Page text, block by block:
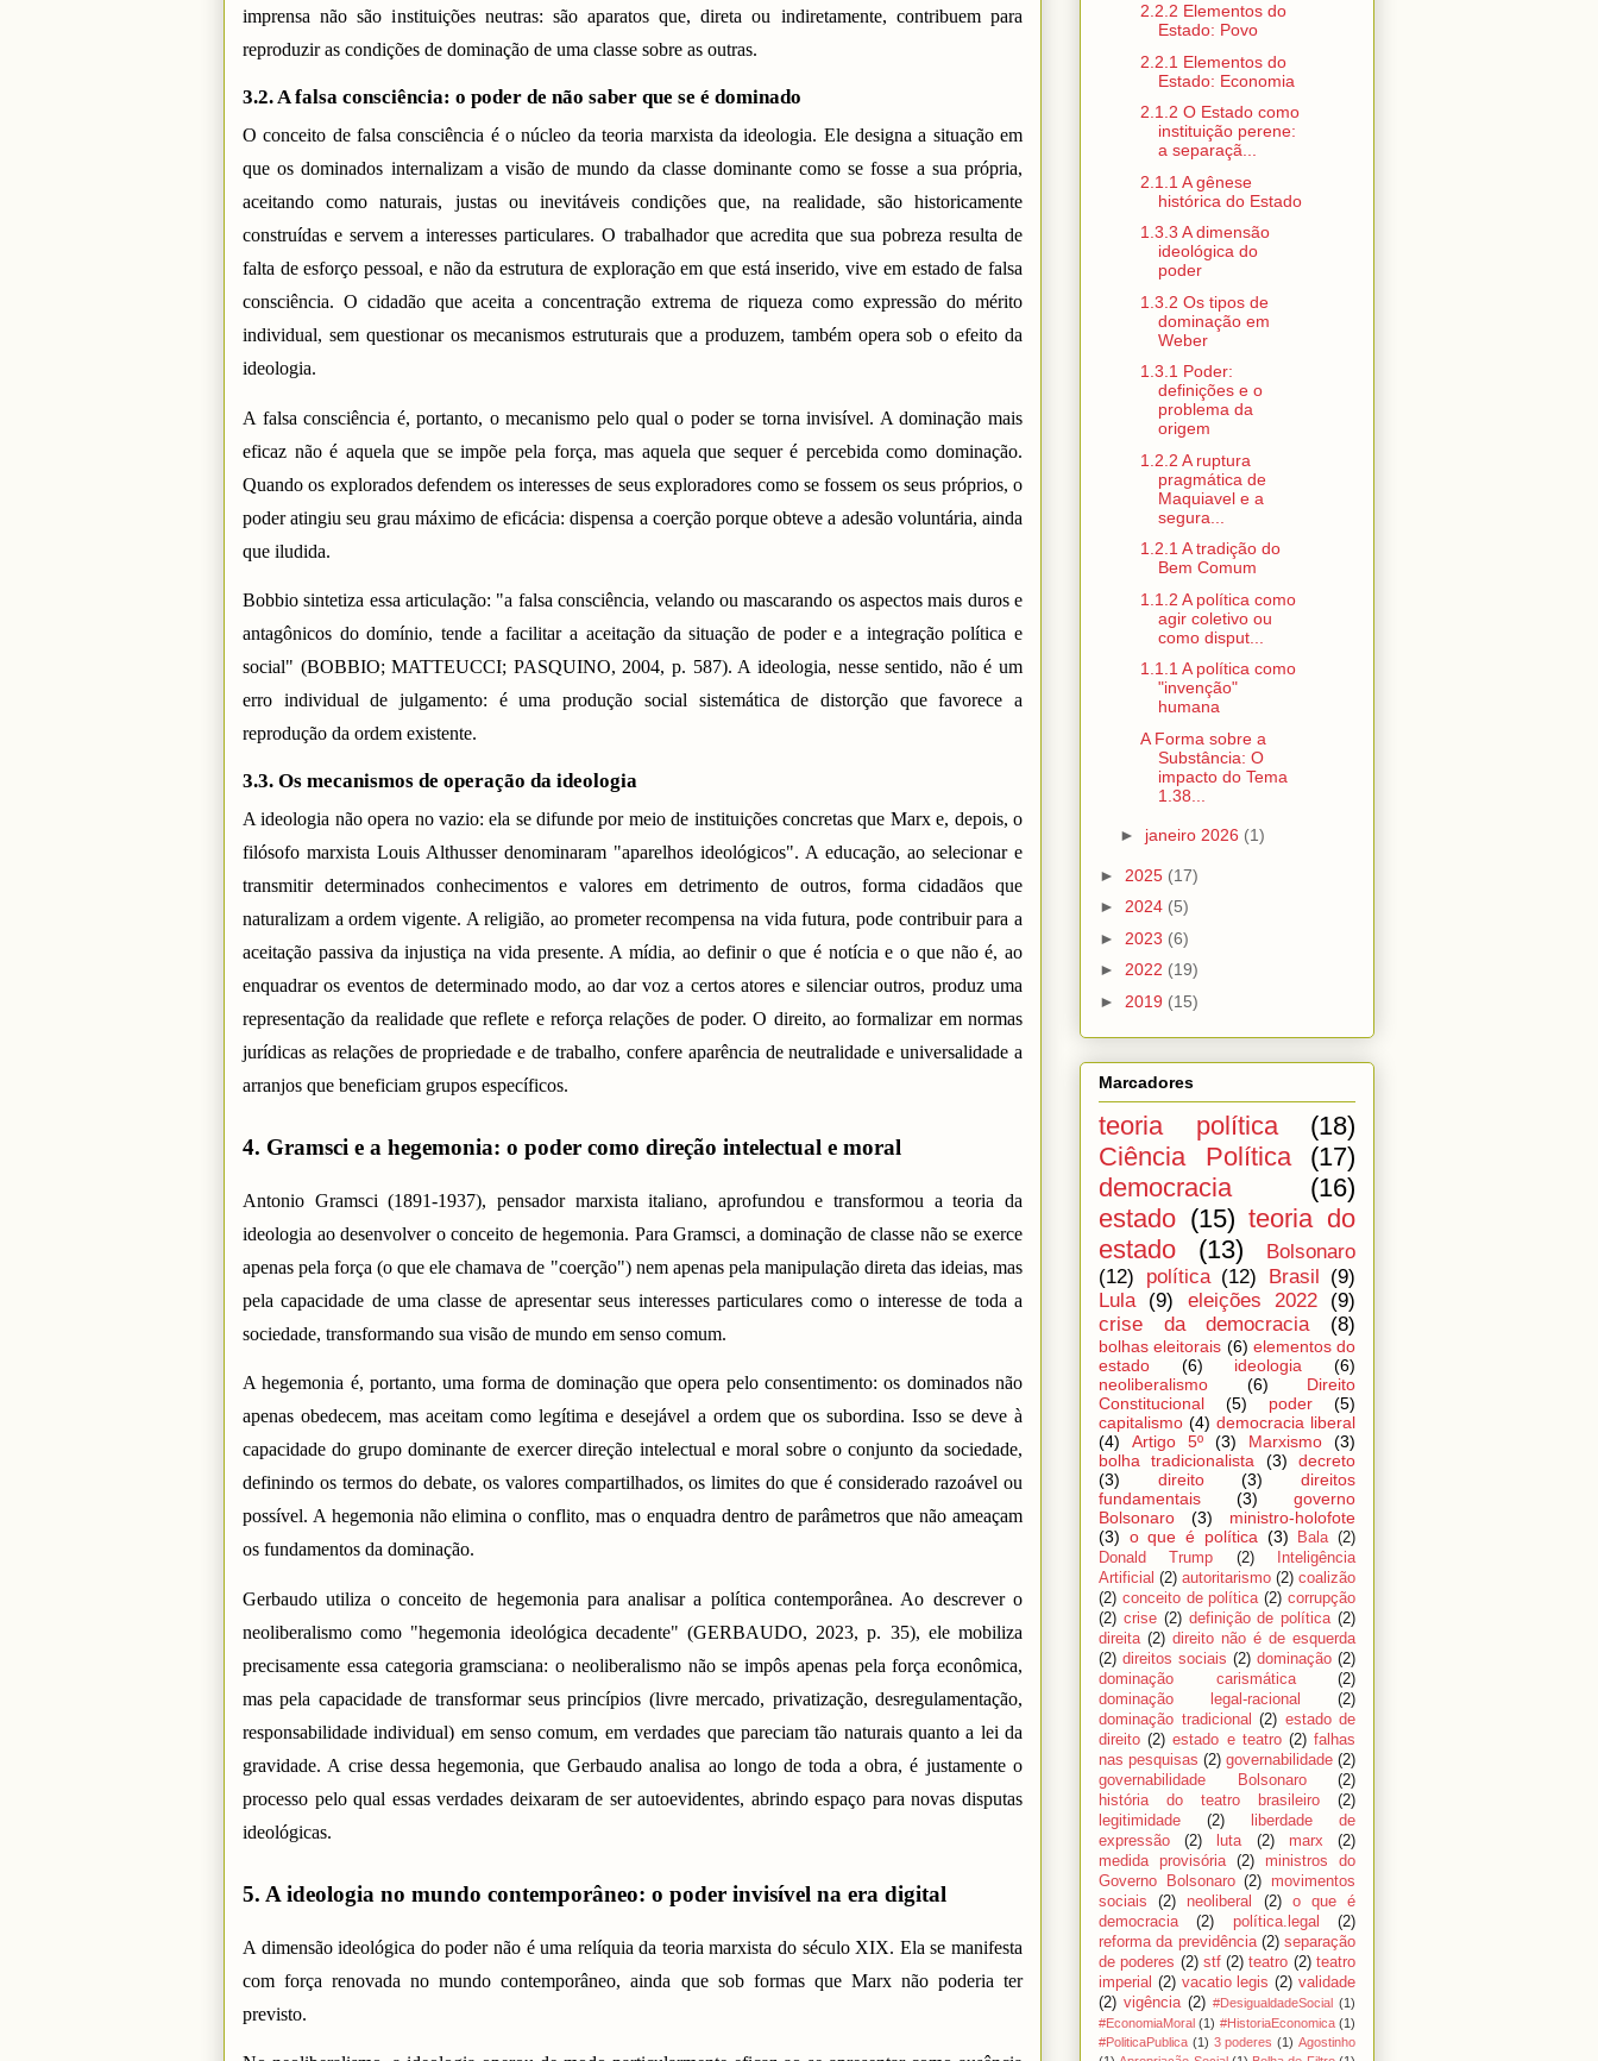
imprensa não são instituições neutras: são aparatos que, direta ou indiretamente, contribuem para
reproduzir as condições de dominação de uma classe sobre as outras.
3.2. A falsa consciência: o poder de não saber que se é dominado
O conceito de falsa consciência é o núcleo da teoria marxista da ideologia. Ele designa a situação em
que os dominados internalizam a visão de mundo da classe dominante como se fosse a sua própria,
aceitando como naturais, justas ou inevitáveis condições que, na realidade, são historicamente
construídas e servem a interesses particulares. O trabalhador que acredita que sua pobreza resulta de
falta de esforço pessoal, e não da estrutura de exploração em que está inserido, vive em estado de falsa
consciência. O cidadão que aceita a concentração extrema de riqueza como expressão do mérito
individual, sem questionar os mecanismos estruturais que a produzem, também opera sob o efeito da
ideologia.
A falsa consciência é, portanto, o mecanismo pelo qual o poder se torna invisível. A dominação mais
eficaz não é aquela que se impõe pela força, mas aquela que sequer é percebida como dominação.
Quando os explorados defendem os interesses de seus exploradores como se fossem os seus próprios, o
poder atingiu seu grau máximo de eficácia: dispensa a coerção porque obteve a adesão voluntária, ainda
que iludida.
Bobbio sintetiza essa articulação: "a falsa consciência, velando ou mascarando os aspectos mais duros e
antagônicos do domínio, tende a facilitar a aceitação da situação de poder e a integração política e
social" (BOBBIO; MATTEUCCI; PASQUINO, 2004, p. 587). A ideologia, nesse sentido, não é um
erro individual de julgamento: é uma produção social sistemática de distorção que favorece a
reprodução da ordem existente.
3.3. Os mecanismos de operação da ideologia
A ideologia não opera no vazio: ela se difunde por meio de instituições concretas que Marx e, depois, o
filósofo marxista Louis Althusser denominaram "aparelhos ideológicos". A educação, ao selecionar e
transmitir determinados conhecimentos e valores em detrimento de outros, forma cidadãos que
naturalizam a ordem vigente. A religião, ao prometer recompensa na vida futura, pode contribuir para a
aceitação passiva da injustiça na vida presente. A mídia, ao definir o que é notícia e o que não é, ao
enquadrar os eventos de determinado modo, ao dar voz a certos atores e silenciar outros, produz uma
representação da realidade que reflete e reforça relações de poder. O direito, ao formalizar em normas
jurídicas as relações de propriedade e de trabalho, confere aparência de neutralidade e universalidade a
arranjos que beneficiam grupos específicos.
4. Gramsci e a hegemonia: o poder como direção intelectual e moral
Antonio Gramsci (1891-1937), pensador marxista italiano, aprofundou e transformou a teoria da
ideologia ao desenvolver o conceito de hegemonia. Para Gramsci, a dominação de classe não se exerce
apenas pela força (o que ele chamava de "coerção") nem apenas pela manipulação direta das ideias, mas
pela capacidade de uma classe de apresentar seus interesses particulares como o interesse de toda a
sociedade, transformando sua visão de mundo em senso comum.
A hegemonia é, portanto, uma forma de dominação que opera pelo consentimento: os dominados não
apenas obedecem, mas aceitam como legítima e desejável a ordem que os subordina. Isso se deve à
capacidade do grupo dominante de exercer direção intelectual e moral sobre o conjunto da sociedade,
definindo os termos do debate, os valores compartilhados, os limites do que é considerado razoável ou
possível. A hegemonia não elimina o conflito, mas o enquadra dentro de parâmetros que não ameaçam
os fundamentos da dominação.
Gerbaudo utiliza o conceito de hegemonia para analisar a política contemporânea. Ao descrever o
neoliberalismo como "hegemonia ideológica decadente" (GERBAUDO, 2023, p. 35), ele mobiliza
precisamente essa categoria gramsciana: o neoliberalismo não se impôs apenas pela força econômica,
mas pela capacidade de transformar seus princípios (livre mercado, privatização, desregulamentação,
responsabilidade individual) em senso comum, em verdades que pareciam tão naturais quanto a lei da
gravidade. A crise dessa hegemonia, que Gerbaudo analisa ao longo de toda a obra, é justamente o
processo pelo qual essas verdades deixaram de ser autoevidentes, abrindo espaço para novas disputas
ideológicas.
5. A ideologia no mundo contemporâneo: o poder invisível na era digital
A dimensão ideológica do poder não é uma relíquia da teoria marxista do século XIX. Ela se manifesta
com força renovada no mundo contemporâneo, ainda que sob formas que Marx não poderia ter
previsto.
2.2.2 Elementos do
Estado: Povo
2.2.1 Elementos do
Estado: Economia
2.1.2 O Estado como
instituição perene:
a separaçã...
2.1.1 A gênese
histórica do Estado
1.3.3 A dimensão
ideológica do
poder
1.3.2 Os tipos de
dominação em
Weber
1.3.1 Poder:
definições e o
problema da
origem
1.2.2 A ruptura
pragmática de
Maquiavel e a
segura...
1.2.1 A tradição do
Bem Comum
1.1.2 A política como
agir coletivo ou
como disput...
1.1.1 A política como
"invenção"
humana
A Forma sobre a
Substância: O
impacto do Tema
1.38...
► janeiro 2026 (1)
► 2025 (17)
► 2024 (5)
► 2023 (6)
► 2022 (19)
► 2019 (15)
Marcadores
teoria política
(18)
Ciência Política
(17)
democracia
(16)
estado (15) teoria do
estado
(13)
Bolsonaro
(12)
política (12) Brasil (9)
Lula
(9) eleições 2022
(9)
crise da democracia
(8)
bolhas eleitorais (6) elementos do
estado
(6) ideologia
(6)
neoliberalismo
(6)
Direito
Constitucional
(5) poder
(5)
capitalismo (4) democracia liberal
(4)
Artigo 5º (3) Marxismo
(3)
bolha tradicionalista
(3)
decreto
(3)
direito (3)
direitos
fundamentais
(3)
governo
Bolsonaro
(3)
ministro-holofote
(3) o que é política (3) Bala (2)
Donald Trump
(2)
Inteligência
Artificial (2) autoritarismo (2) coalizão
(2) conceito de política (2) corrupção
(2) crise (2) definição de política (2)
direita (2) direito não é de esquerda
(2) direitos sociais (2) dominação (2)
dominação carismática
(2)
dominação legal-racional
(2)
dominação tradicional (2) estado de
direito (2) estado e teatro (2) falhas
nas pesquisas (2) governabilidade (2)
governabilidade Bolsonaro
(2)
história do teatro brasileiro
(2)
legitimidade
(2)
liberdade de
expressão
(2) luta (2) marx
(2)
medida provisória
(2)
ministros do
Governo Bolsonaro (2)
movimentos
sociais
(2) neoliberal (2)
o que é
democracia
(2) política.legal
(2)
reforma da previdência (2) separação
de poderes (2) stf (2) teatro (2) teatro
imperial (2) vacatio legis (2) validade
(2) vigência (2) #DesigualdadeSocial (1)
#EconomiaMoral (1) #HistoriaEconomica (1)
#PoliticaPublica (1) 3 poderes (1) Agostinho